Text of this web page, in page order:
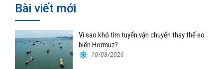
Bài viết mới
Vì sao khó tìm tuyến vận chuyển thay thế eo
biển Hormuz?
10/08/2026